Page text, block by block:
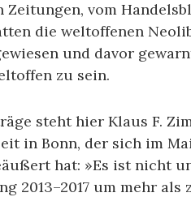
vom
die weltoffenen
und davor
zu sein.
steht hier Klaus F.
in Bonn, der sich im
hat: »Es ist nicht
2013–2017 um mehr